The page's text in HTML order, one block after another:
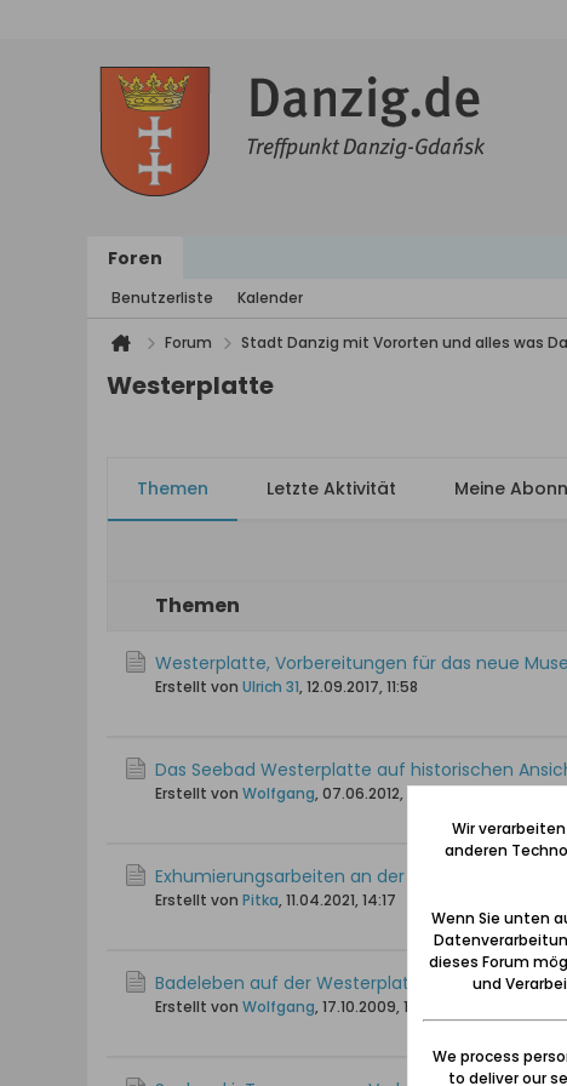
Foren
Benutzerliste Kalender
Forum Stadt Danzig mit Vororten und alles was
Westerplatte
Themen Letzte Aktivität Meine
Themen
Westerplatte, Vorbereitungen für das neue
Erstellt von Ulrich 31, 12.09.2017, 11:58
Das Seebad Westerplatte auf historischen
Erstellt von Wolfgang, 07.06.2012, 11:53
Exhumierungsarbeiten an der Westerplatte
Erstellt von Pitka, 11.04.2021, 14:17
Badeleben auf der Westerplatte um 1900
Erstellt von Wolfgang, 17.10.2009, 18:37
Wir
anderen
Wenn Sie unten
dieses Forum
und
We process
to deliver our